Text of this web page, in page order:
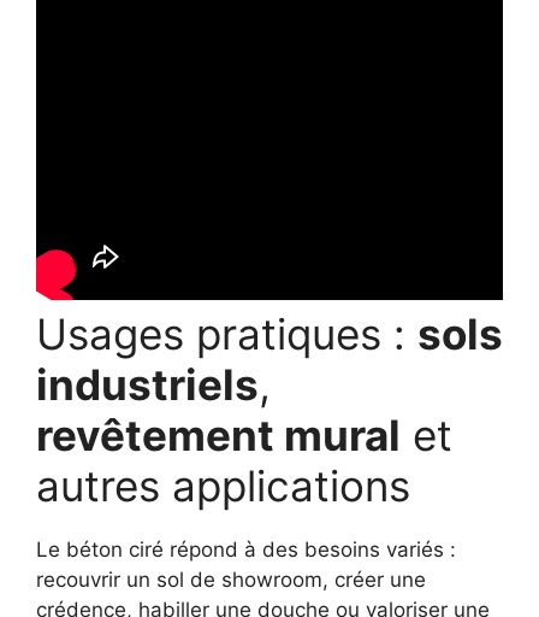
Usages pratiques : sols
industriels,
revêtement mural et
autres applications
Le béton ciré répond à des besoins variés :
recouvrir un sol de showroom, créer une
crédence, habiller une douche ou valoriser une